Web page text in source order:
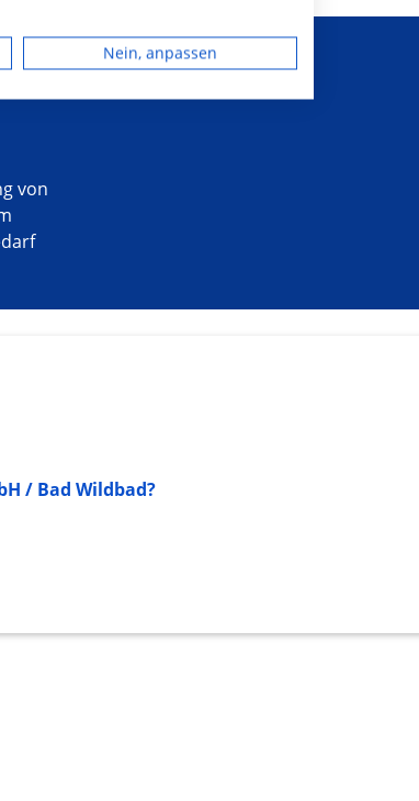
von
/ Bad Wildbad?
aus
Nein, anpassen